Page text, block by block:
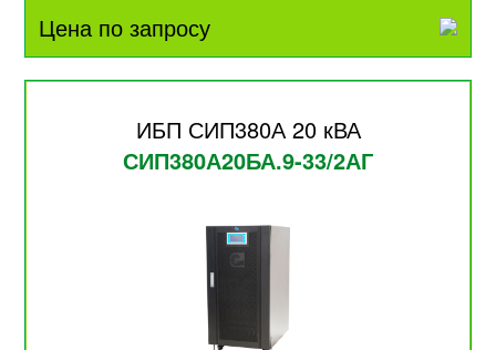
Цена по запросу
ИБП СИП380А 20 кВА
СИП380А20БА.9-33/2АГ